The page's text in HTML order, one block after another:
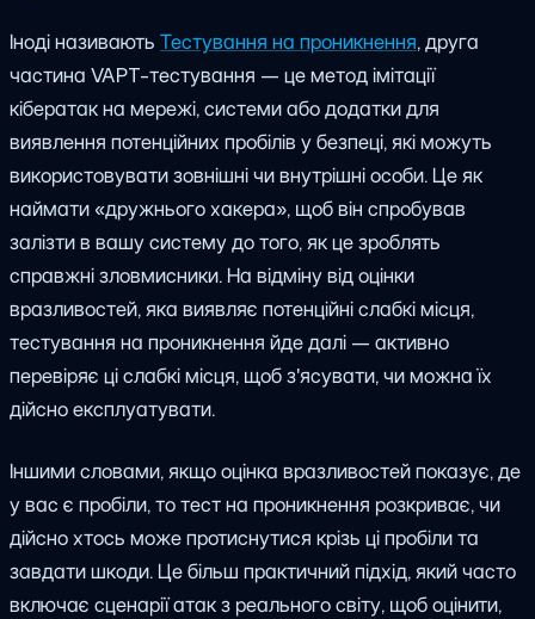
Іноді називають Тестування на проникнення, друга
частина VAPT-тестування — це метод імітації
кібератак на мережі, системи або додатки для
виявлення потенційних пробілів у безпеці, які можуть
використовувати зовнішні чи внутрішні особи. Це як
наймати «дружнього хакера», щоб він спробував
залізти в вашу систему до того, як це зроблять
справжні зловмисники. На відміну від оцінки
вразливостей, яка виявляє потенційні слабкі місця,
тестування на проникнення йде далі — активно
перевіряє ці слабкі місця, щоб з'ясувати, чи можна їх
дійсно експлуатувати.
Іншими словами, якщо оцінка вразливостей показує, де
у вас є пробіли, то тест на проникнення розкриває, чи
дійсно хтось може протиснутися крізь ці пробіли та
завдати шкоди. Це більш практичний підхід, який часто
включає сценарії атак з реального світу, щоб оцінити,